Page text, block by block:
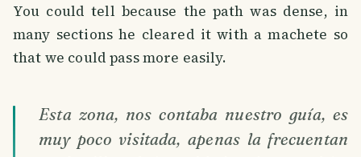
You could tell because the path was dense, in
many sections he cleared it with a machete so
that we could pass more easily.
Esta zona, nos contaba nuestro guía, es
muy poco visitada, apenas la frecuentan